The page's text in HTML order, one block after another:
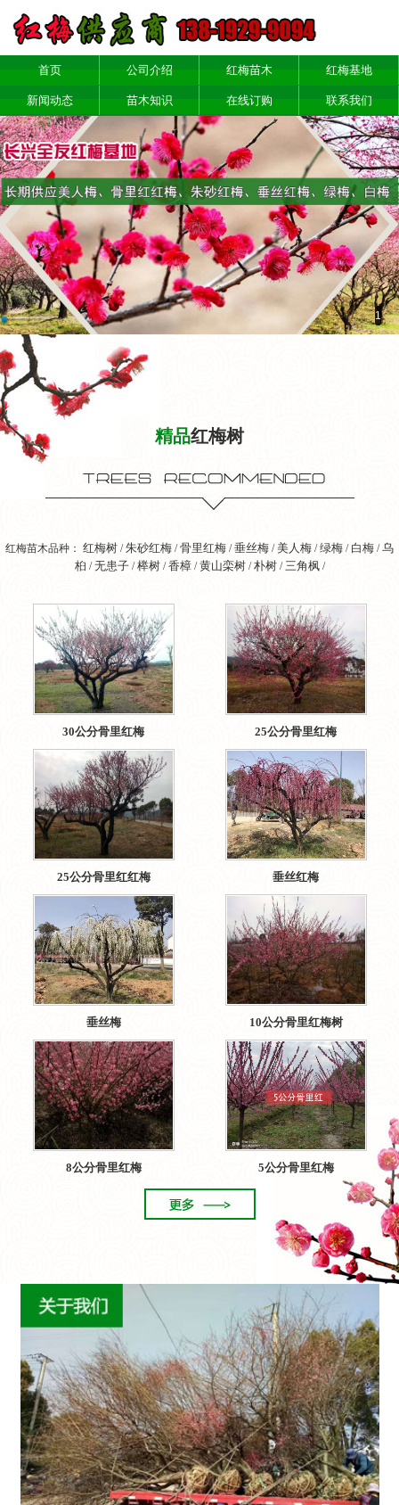
首页 公司介绍 红梅苗木 红梅基地
新闻动态 苗木知识 在线订购 联系我们
1
精品红梅树
红梅苗木品种： 红梅树 /朱砂红梅 /骨里红梅 /垂丝梅 /美人梅 /绿梅 / 白梅 /乌
桕 /无患子/榉树/香樟/黄山栾树/朴树/三角枫/
30公分骨里红梅 25公分骨里红梅
25公分骨里红红梅 垂丝红梅
垂丝梅 10公分骨里红梅树
8公分骨里红梅 5公分骨里红梅